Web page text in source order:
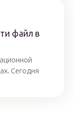
файл в
Сегодня